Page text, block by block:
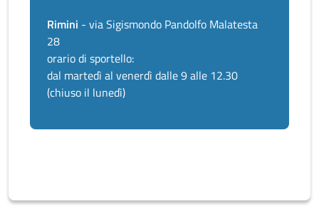
Rimini - via Sigismondo Pandolfo Malatesta
28
orario di sportello:
dal martedì al venerdì dalle 9 alle 12.30
(chiuso il lunedì)